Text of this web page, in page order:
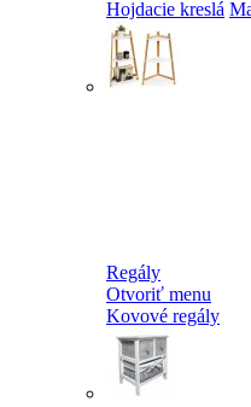
Hojdacie kreslá
Regály
Otvoriť menu
Kovové regály